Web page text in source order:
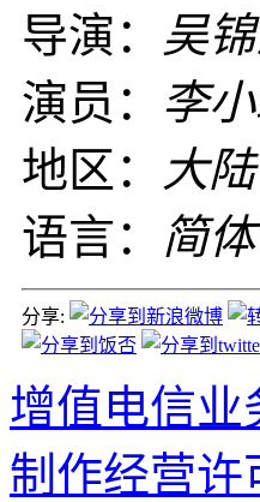
导演： 吴
演员： 李
地区：
大陆
语言： 简
分享:
增值电信业
制作经营许